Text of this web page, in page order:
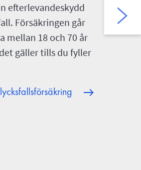
efterlevandeskydd
Försäkringen går
mellan 18 och 70 år
gäller tills du fyller